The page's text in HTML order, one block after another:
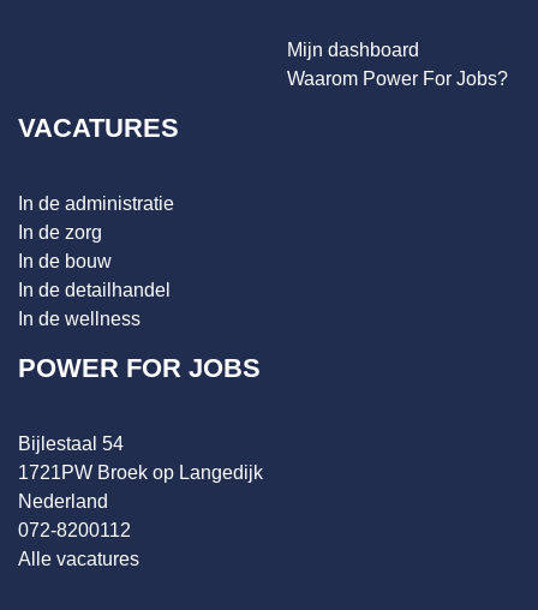
Mijn dashboard
Waarom Power For Jobs?
VACATURES
In de administratie
In de zorg
In de bouw
In de detailhandel
In de wellness
POWER FOR JOBS
Bijlestaal 54
1721PW Broek op Langedijk
Nederland
072-8200112
Alle vacatures